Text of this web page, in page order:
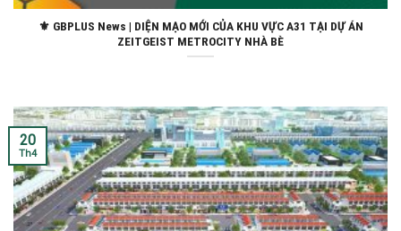
⚜ GBPLUS News | DIỆN MẠO MỚI CỦA KHU VỰC A31 TẠI DỰ ÁN
ZEITGEIST METROCITY NHÀ BÈ
20
Th4